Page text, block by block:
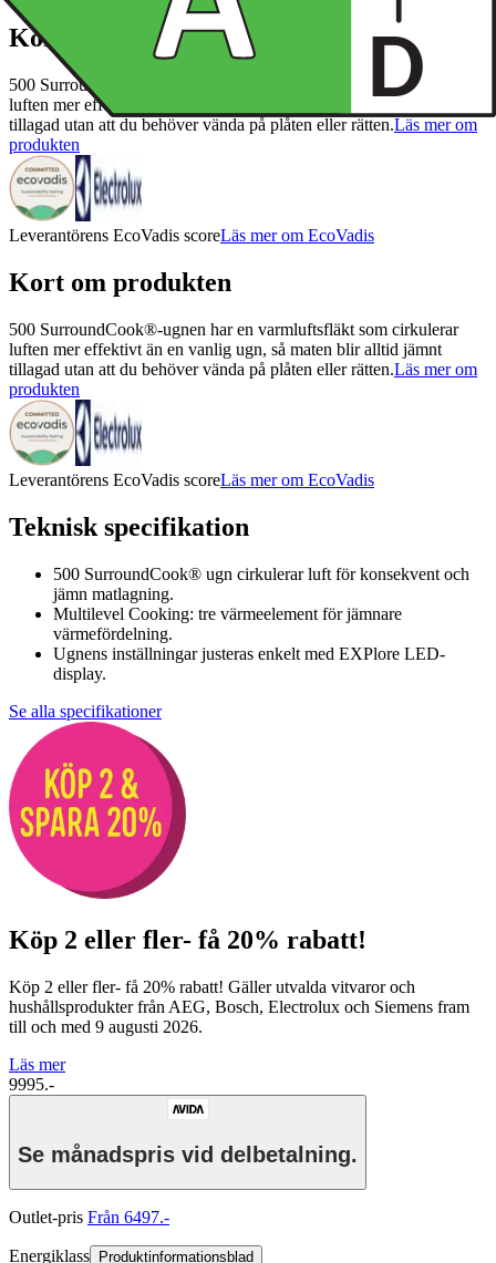
Kort om produkten
500 SurroundCook®-ugnen har en varmluftsfläkt som cirkulerar
luften mer effektivt än en vanlig ugn, så maten blir alltid jämnt
tillagad utan att du behöver vända på plåten eller rätten.Läs mer om
produkten
Leverantörens EcoVadis scoreLäs mer om EcoVadis
Kort om produkten
500 SurroundCook®-ugnen har en varmluftsfläkt som cirkulerar
luften mer effektivt än en vanlig ugn, så maten blir alltid jämnt
tillagad utan att du behöver vända på plåten eller rätten.Läs mer om
produkten
Leverantörens EcoVadis scoreLäs mer om EcoVadis
Teknisk specifikation
500 SurroundCook® ugn cirkulerar luft för konsekvent och
jämn matlagning.
Multilevel Cooking: tre värmeelement för jämnare
värmefördelning.
Ugnens inställningar justeras enkelt med EXPlore LED-
display.
Se alla specifikationer
Köp 2 eller fler- få 20% rabatt!
Köp 2 eller fler- få 20% rabatt! Gäller utvalda vitvaror och
hushållsprodukter från AEG, Bosch, Electrolux och Siemens fram
till och med 9 augusti 2026.
Läs mer
9995.-
Se månadspris vid delbetalning.
Outlet-pris Från 6497.-
Energiklass Produktinformationsblad